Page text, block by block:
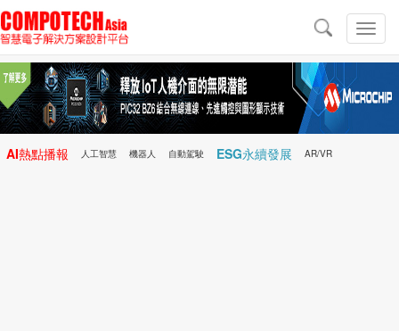
切
換
導
航
AI熱點播報 人工智慧 機器人 自動駕駛 ESG永續發展 AR/VR